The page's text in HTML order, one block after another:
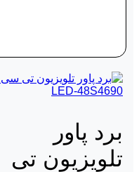
برد پاور
تلویزیون تی